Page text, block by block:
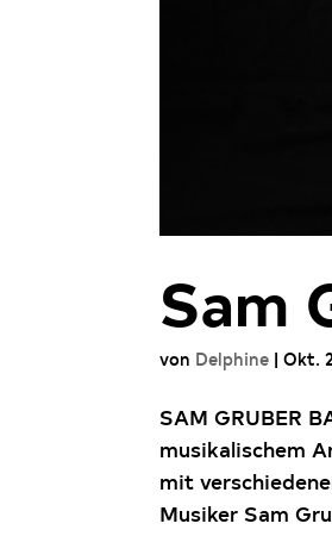
Sam
von Delphine |Okt.
SAM GRUBER
musikalischem
mit
Musiker Sam